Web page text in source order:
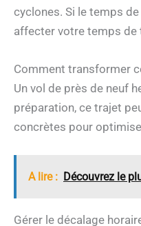
cyclones. Si le temps
affecter votre temps de
Comment transformer
Un vol de près de neuf
préparation, ce trajet
concrètes pour
A lire : Découvrez le
Gérer le décalage